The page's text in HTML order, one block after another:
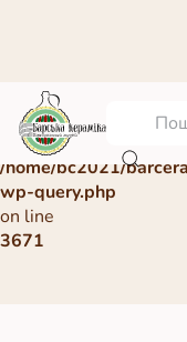
Warning
: Undefined array key 0
/home/bc2021/
wp-query.php
on line
3671